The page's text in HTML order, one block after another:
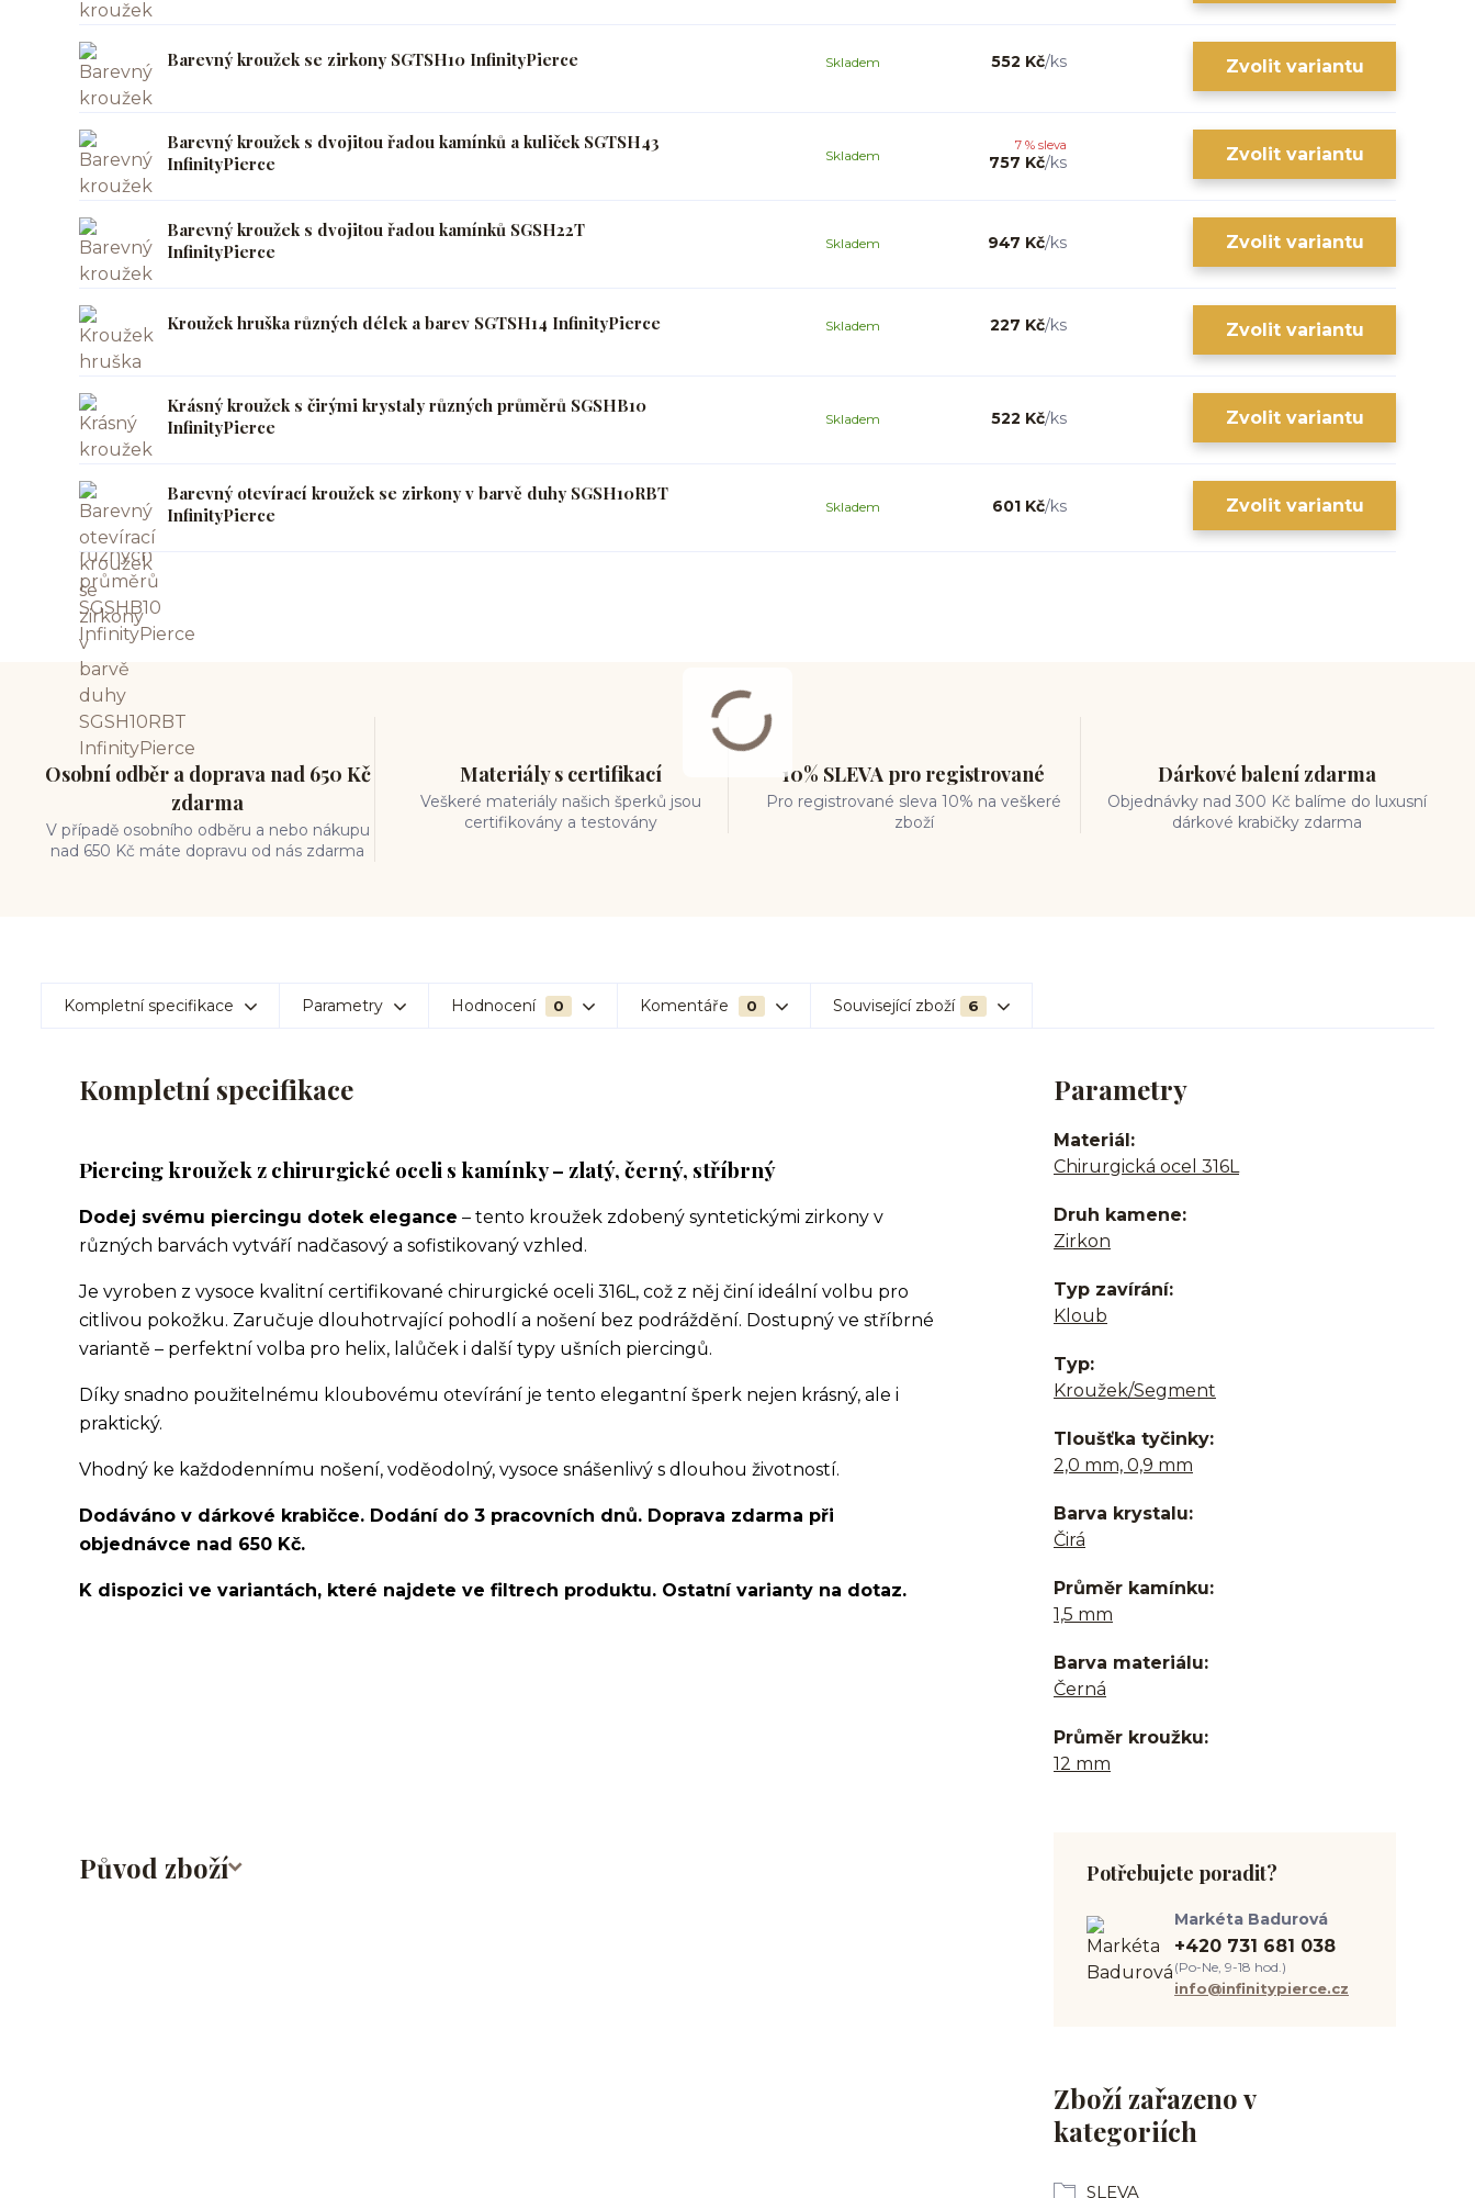
Barevný kroužek se zirkony SGTSH10 InfinityPierce 552 Kč/ks
Skladem Zvolit variantu
Barevný kroužek s dvojitou řadou kamínků a kuliček SGTSH43
InfinityPierce
7 % sleva
757 Kč/ks
Skladem Zvolit variantu
Barevný kroužek s dvojitou řadou kamínků SGSH22T
InfinityPierce
947 Kč/ks
Skladem Zvolit variantu
Kroužek hruška různých délek a barev SGTSH14 InfinityPierce 227 Kč/ks
Skladem Zvolit variantu
Krásný kroužek s čirými krystaly různých průměrů SGSHB10
InfinityPierce
522 Kč/ks
Skladem Zvolit variantu
Barevný otevírací kroužek se zirkony v barvě duhy SGSH10RBT
InfinityPierce
601 Kč/ks
Skladem Zvolit variantu
Osobní odběr a doprava nad 650 Kč
zdarma
V případě osobního odběru a nebo nákupu
nad 650 Kč máte dopravu od nás zdarma
Materiály s certifikací
Veškeré materiály našich šperků jsou
certifikovány a testovány
10% SLEVA pro registrované
Pro registrované sleva 10% na veškeré
zboží
Dárkové balení zdarma
Objednávky nad 300 Kč balíme do luxusní
dárkové krabičky zdarma
Kompletní specifikace Parametry Hodnocení 0 Komentáře 0 Související zboží 6
Kompletní specifikace
Piercing kroužek z chirurgické oceli s kamínky – zlatý, černý, stříbrný
Dodej svému piercingu dotek elegance – tento kroužek zdobený syntetickými zirkony v
různých barvách vytváří nadčasový a sofistikovaný vzhled.
Je vyroben z vysoce kvalitní certifikované chirurgické oceli 316L, což z něj činí ideální volbu pro
citlivou pokožku. Zaručuje dlouhotrvající pohodlí a nošení bez podráždění. Dostupný ve stříbrné
variantě – perfektní volba pro helix, lalůček i další typy ušních piercingů.
Díky snadno použitelnému kloubovému otevírání je tento elegantní šperk nejen krásný, ale i
praktický.
Vhodný ke každodennímu nošení, voděodolný, vysoce snášenlivý s dlouhou životností.
Dodáváno v dárkové krabičce. Dodání do 3 pracovních dnů. Doprava zdarma při
objednávce nad 650 Kč.
K dispozici ve variantách, které najdete ve filtrech produktu. Ostatní varianty na dotaz.
Původ zboží
Parametry
Materiál
Chirurgická ocel 316L
Druh kamene
Zirkon
Typ zavírání
Kloub
Typ
Kroužek/Segment
Tloušťka tyčinky
2,0 mm, 0,9 mm
Barva krystalu
Čirá
Průměr kamínku
1,5 mm
Barva materiálu
Černá
Průměr kroužku
12 mm
Zboží zařazeno v
kategoriích
SLEVA
Potřebujete poradit?
Markéta Badurová
+420 731 681 038
(Po-Ne, 9-18 hod.)
info@infinitypierce.cz